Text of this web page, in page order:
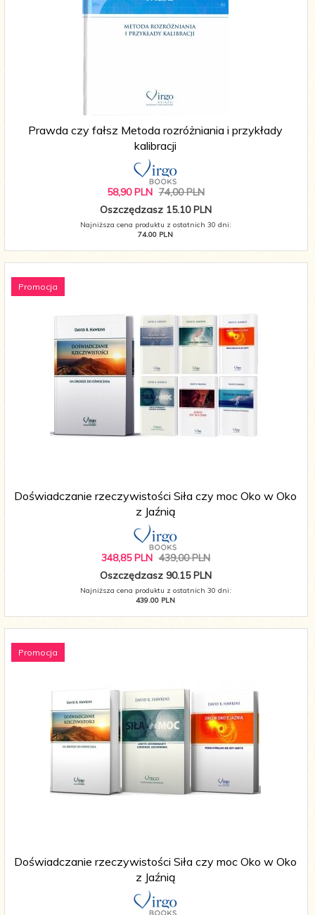
Prawda czy fałsz Metoda rozróżniania i przykłady
kalibracji
58,90 PLN 74,00 PLN
Oszczędzasz 15.10 PLN
Najniższa cena produktu z ostatnich 30 dni:
74.00 PLN
Promocja
Doświadczanie rzeczywistości Siła czy moc Oko w Oko
z Jaźnią
348,85 PLN 439,00 PLN
Oszczędzasz 90.15 PLN
Najniższa cena produktu z ostatnich 30 dni:
439.00 PLN
Promocja
Doświadczanie rzeczywistości Siła czy moc Oko w Oko
z Jaźnią